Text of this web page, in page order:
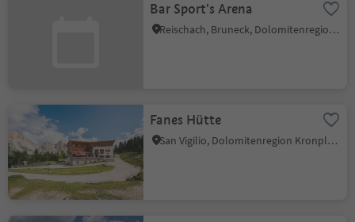
Bar Sport's Arena
Reischach, Bruneck, Dolomitenregion Kronplatz
Fanes Hütte
San Vigilio, Dolomitenregion Kronplatz